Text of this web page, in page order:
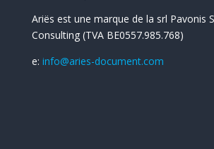
Ariës est une marque de la srl Pavonis
Consulting (TVA BE0557.985.768)
​e: info@aries-document.com